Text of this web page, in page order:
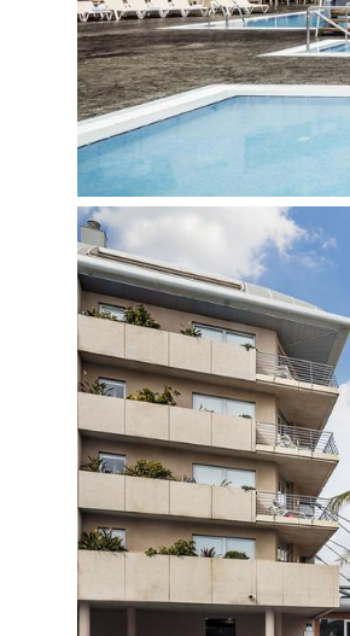
Valiutos keitykla
A la carte restoranas ( La
Konferencijų įranga
Parduotuvės (tame tarpe
Terasa, skirta deginimuisi
Užkandžių baras (prie
Baseinas su sūkurine
Skaitymo kambarys
Restoranas (tarptautinė
meksikietiškos virtuvės La
Automobilių stovėjimo
Automobilių nuoma
Paštas (/faksas)
Poilsio kambarys
Pramogos ir sportas:
Pramoginiai renginiai
Dviračių nuoma
Vandens aerobika
Šaudymas iš lanko (ir
Vakariniai renginiai:
Grožio salonas